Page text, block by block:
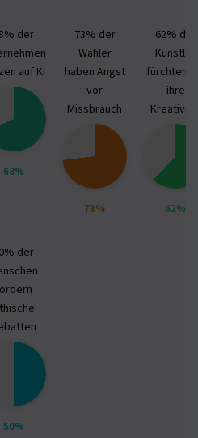
der
auf KI
68%
73% der
Wähler
haben Angst
vor
Missbrauch
73%
62% der
Künstler
fürchten
ihre
62%
der
50%